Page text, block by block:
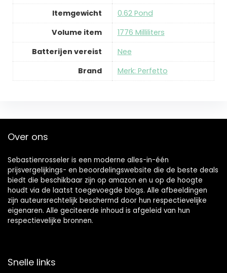
Itemgewicht
‎0.62 Pond
Volume item
‎1776 Milliliters
Batterijen vereist
‎Nee
Brand
Merk: Perfetto
Over ons
Sebastienrosseler is een moderne alles-in-één
prijsvergelijkings- en beoordelingswebsite die de beste deals
biedt die beschikbaar zijn op amazon en u op de hoogte
houdt via de laatst toegevoegde blogs. Alle afbeeldingen
zijn auteursrechtelijk beschermd door hun respectievelijke
eigenaren. Alle geciteerde inhoud is afgeleid van hun
respectievelijke bronnen.
Snelle links